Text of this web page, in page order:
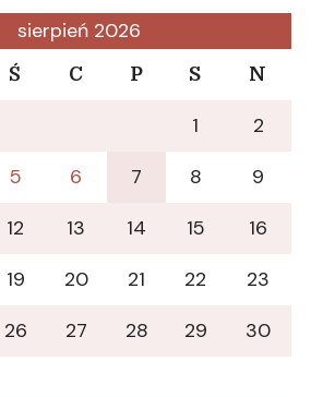
sierpień 2026
Ś C P S N
1
2
5 6 7 8
9
12 13 14 15
16
19 20 21 22
23
26 27 28 29
30